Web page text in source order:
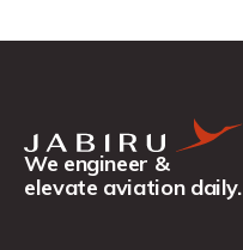
We engineer &
elevate aviation daily.